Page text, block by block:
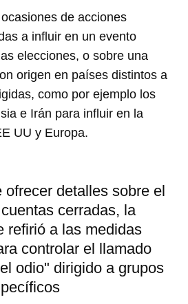
de acciones
a influir en un evento
elecciones, o sobre una
origen en países distintos a
como por ejemplo los
e Irán para influir en la
UU y Europa.
ofrecer detalles sobre el
cerradas, la
refirió a las medidas
controlar el llamado
odio" dirigido a grupos